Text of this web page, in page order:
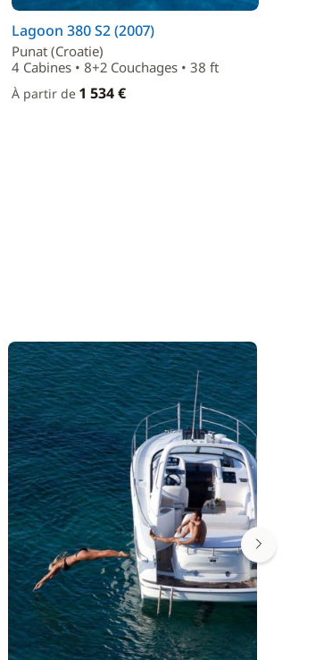
Lagoon 380 S2 (2007)
Punat (Croatie)
4 Cabines • 8+2 Couchages • 38 ft
À partir de 1 534 €